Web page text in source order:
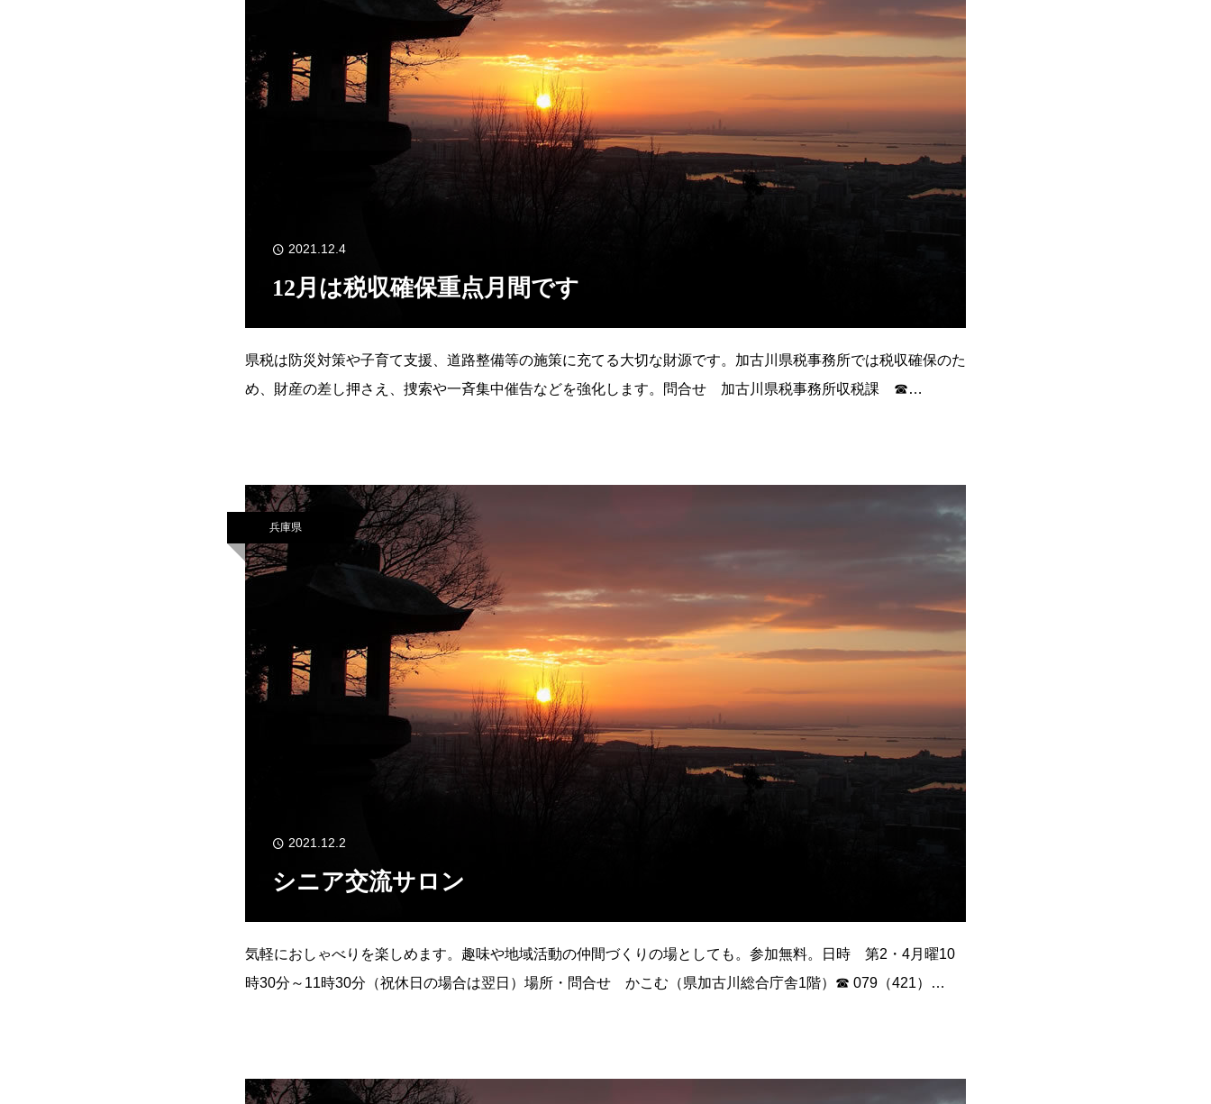
2021.12.4
12月は税収確保重点月間です
県税は防災対策や子育て支援、道路整備等の施策に充てる大切な財源です。加古川県税事務所では税収確保のた
め、財産の差し押さえ、捜索や一斉集中催告などを強化します。問合せ 加古川県税事務所収税課 ☎
兵庫県
2021.12.2
シニア交流サロン
気軽におしゃべりを楽しめます。趣味や地域活動の仲間づくりの場としても。参加無料。日時 第2・4月曜10
時30分～11時30分（祝休日の場合は翌日）場所・問合せ かこむ（県加古川総合庁舎1階）☎ 079（421）